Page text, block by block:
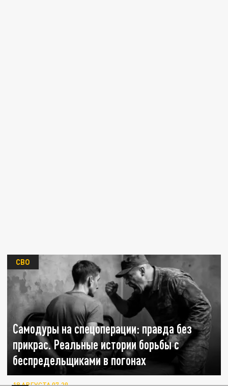
Самодуры на спецоперации: правда без
прикрас. Реальные истории борьбы с
беспредельщиками в погонах
СВО